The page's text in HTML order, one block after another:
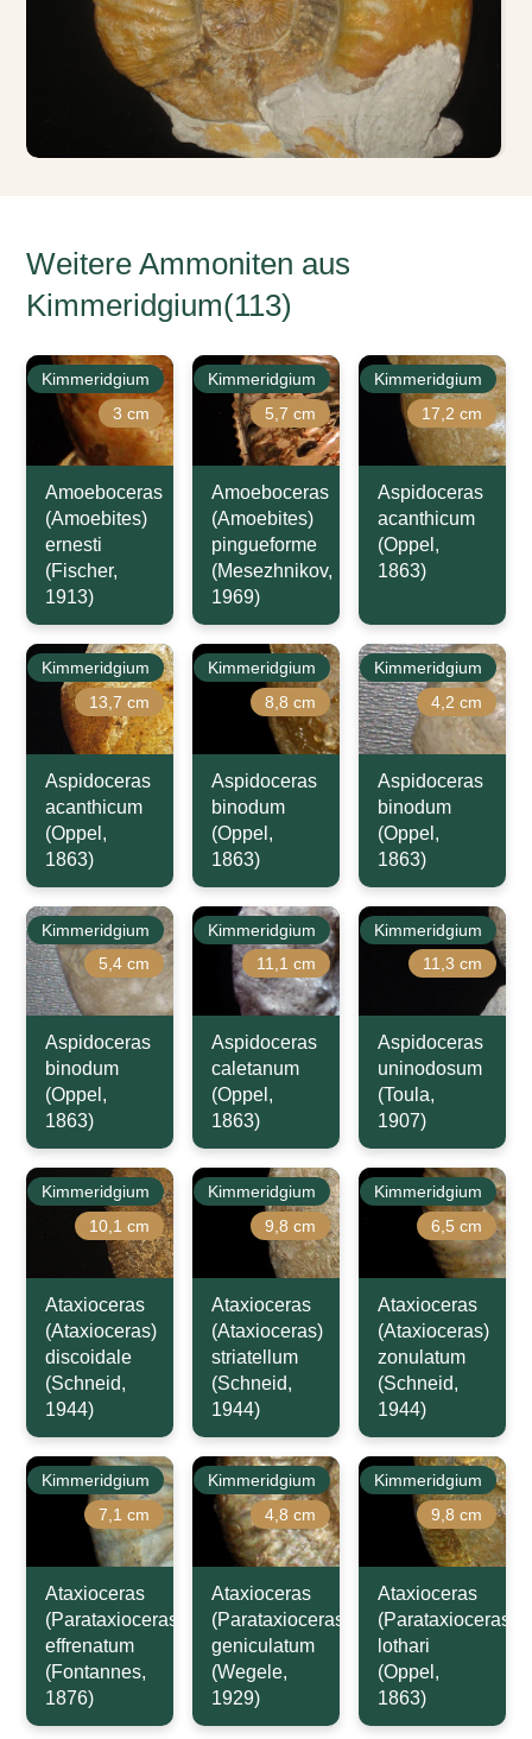
Weitere Ammoniten aus
Kimmeridgium(113)
Kimmeridgium
3 cm
Amoeboceras
(Amoebites)
ernesti
(Fischer,
1913)
Kimmeridgium
5,7 cm
Amoeboceras
(Amoebites)
pingueforme
(Mesezhnikov,
1969)
Kimmeridgium
17,2 cm
Aspidoceras
acanthicum
(Oppel,
1863)
Kimmeridgium
13,7 cm
Aspidoceras
acanthicum
(Oppel,
1863)
Kimmeridgium
8,8 cm
Aspidoceras
binodum
(Oppel,
1863)
Kimmeridgium
4,2 cm
Aspidoceras
binodum
(Oppel,
1863)
Kimmeridgium
5,4 cm
Aspidoceras
binodum
(Oppel,
1863)
Kimmeridgium
11,1 cm
Aspidoceras
caletanum
(Oppel,
1863)
Kimmeridgium
11,3 cm
Aspidoceras
uninodosum
(Toula,
1907)
Kimmeridgium
10,1 cm
Ataxioceras
(Ataxioceras)
discoidale
(Schneid,
1944)
Kimmeridgium
9,8 cm
Ataxioceras
(Ataxioceras)
striatellum
(Schneid,
1944)
Kimmeridgium
6,5 cm
Ataxioceras
(Ataxioceras)
zonulatum
(Schneid,
1944)
Kimmeridgium
7,1 cm
Ataxioceras
(Parataxioceras)
effrenatum
(Fontannes,
1876)
Kimmeridgium
4,8 cm
Ataxioceras
(Parataxioceras)
geniculatum
(Wegele,
1929)
Kimmeridgium
9,8 cm
Ataxioceras
(Parataxioceras)
lothari
(Oppel,
1863)